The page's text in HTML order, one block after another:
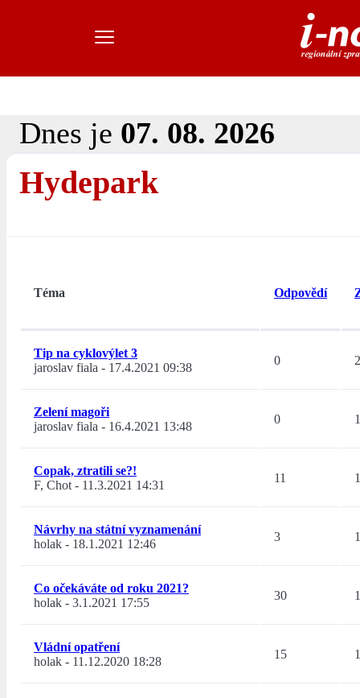
Dnes je 07. 08. 2026
Hydepark
Téma Odpovědí
Tip na cyklovýlet 3
jaroslav fiala - 17.4.2021 09:38
0
Zelení magoři
jaroslav fiala - 16.4.2021 13:48
0
Copak, ztratili se?!
F, Chot- 11.3.2021 14:31
11
Návrhy na státní vyznamenání
holak - 18.1.2021 12:46
3
Co očekáváte od roku 2021?
holak - 3.1.2021 17:55
30
Vládní opatření
holak - 11.12.2020 18:28
15